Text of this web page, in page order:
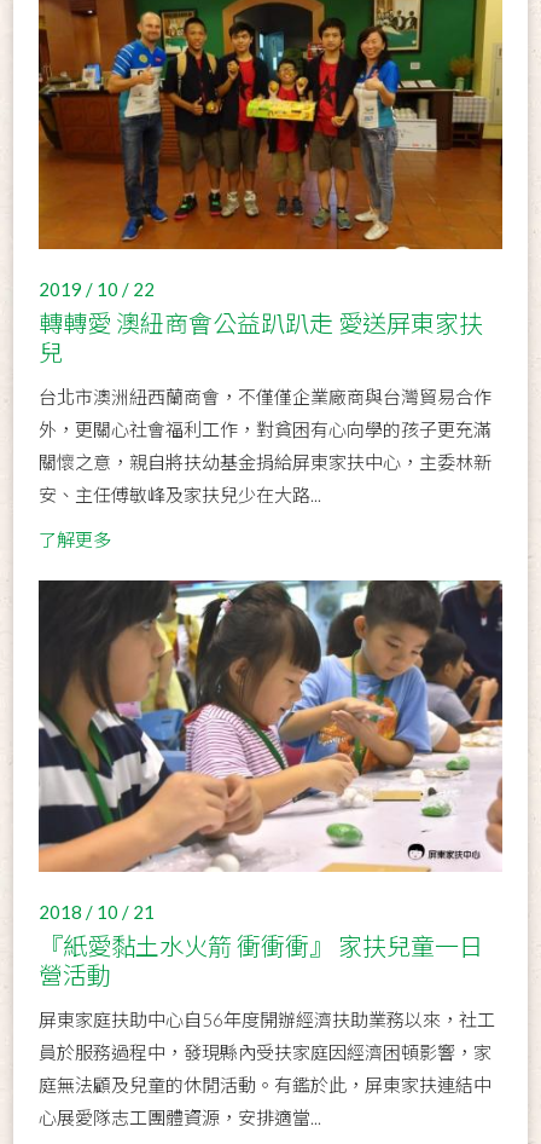
2019 / 10 / 22
轉轉愛 澳紐商會公益趴趴走 愛送屏東家扶
兒
台北市澳洲紐西蘭商會，不僅僅企業廠商與台灣貿易合作
外，更關心社會福利工作，對貧困有心向學的孩子更充滿
關懷之意，親自將扶幼基金捐給屏東家扶中心，主委林新
安、主任傅敏峰及家扶兒少在大路...
了解更多
2018 / 10 / 21
『紙愛黏土水火箭 衝衝衝』 家扶兒童一日
營活動
屏東家庭扶助中心自56年度開辦經濟扶助業務以來，社工
員於服務過程中，發現縣內受扶家庭因經濟困頓影響，家
庭無法顧及兒童的休閒活動。有鑑於此，屏東家扶連結中
心展愛隊志工團體資源，安排適當...